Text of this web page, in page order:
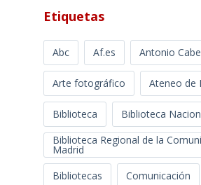
Etiquetas
Abc Af.es Antonio
Arte fotográfico Ateneo de
Biblioteca
Biblioteca
Biblioteca Regional de la
Madrid
Bibliotecas
Comunicación